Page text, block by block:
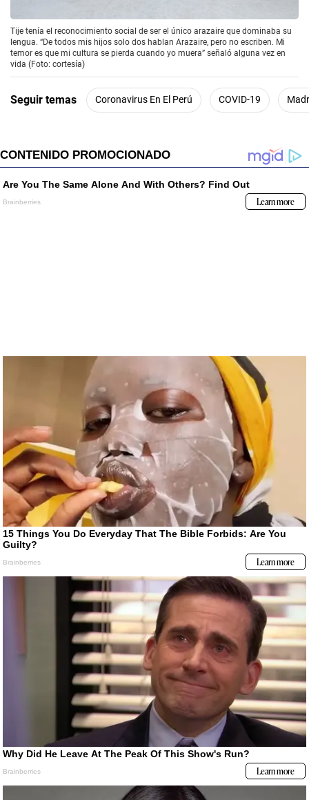
Tije tenía el reconocimiento social de ser el único arazaire que dominaba su
lengua. “De todos mis hijos solo dos hablan Arazaire, pero no escriben. Mi
temor es que mi cultura se pierda cuando yo muera” señaló alguna vez en
vida (Foto: cortesía)
Seguir temas Coronavirus En El Perú COVID-19